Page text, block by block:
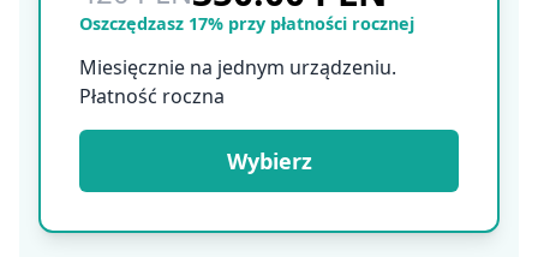
Oszczędzasz 17% przy płatności rocznej
Miesięcznie na jednym urządzeniu.
Płatność roczna
Wybierz